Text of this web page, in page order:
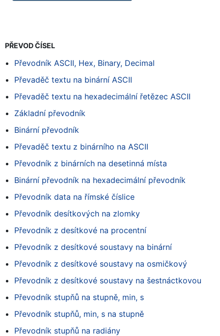
PŘEVOD ČÍSEL
Převodník ASCII, Hex, Binary, Decimal
Převaděč textu na binární ASCII
Převaděč textu na hexadecimální řetězec ASCII
Základní převodník
Binární převodník
Převaděč textu z binárního na ASCII
Převodník z binárních na desetinná místa
Binární převodník na hexadecimální převodník
Převodník data na římské číslice
Převodník desítkových na zlomky
Převodník z desítkové na procentní
Převodník z desítkové soustavy na binární
Převodník z desítkové soustavy na osmičkový
Převodník z desítkové soustavy na šestnáctkovou
Převodník stupňů na stupně, min, s
Převodník stupňů, min, s na stupně
Převodník stupňů na radiány